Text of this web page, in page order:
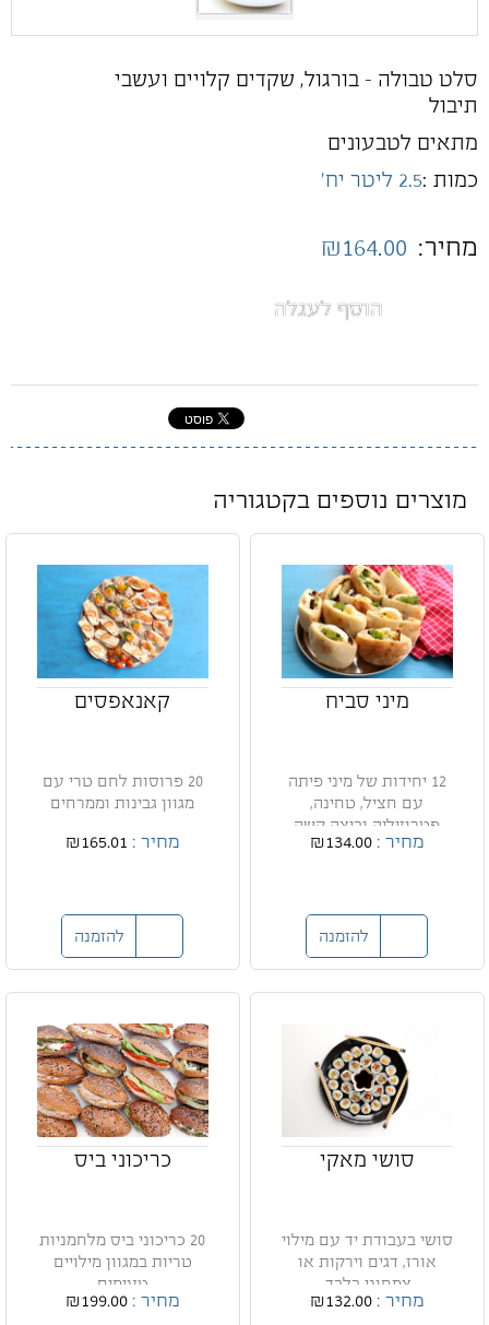
סלט טבולה - בורגול, שקדים קלויים ועשבי
תיבול
מתאים לטבעונים
כמות :2.5 ליטר יח'
מחיר: ₪164.00
הוסף לעגלה
מוצרים נוספים בקטגוריה
מיני סביח
12 יחידות של מיני פיתה
עם חציל, טחינה,
פטרוזיליה וביצה קשה
מחיר :₪134.00
להזמנה
קאנאפסים
20 פרוסות לחם טרי עם
מגוון גבינות וממרחים
מחיר : ₪165.01
להזמנה
סושי מאקי
סושי בעבודת יד עם מילוי
אורז, דגים וירקות או
צמחוני בלבד.
מחיר :₪132.00
כריכוני ביס
20 כריכוני ביס מלחמניות
טריות במגוון מילויים
טעימים
מחיר :₪199.00